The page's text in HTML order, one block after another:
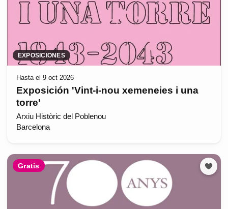
EXPOSICIONES
Hasta el 9 oct 2026
Exposición 'Vint-i-nou xemeneies i una
torre'
Arxiu Històric del Poblenou
Barcelona
Gratis